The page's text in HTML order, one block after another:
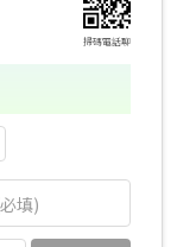
掃碼電話聊